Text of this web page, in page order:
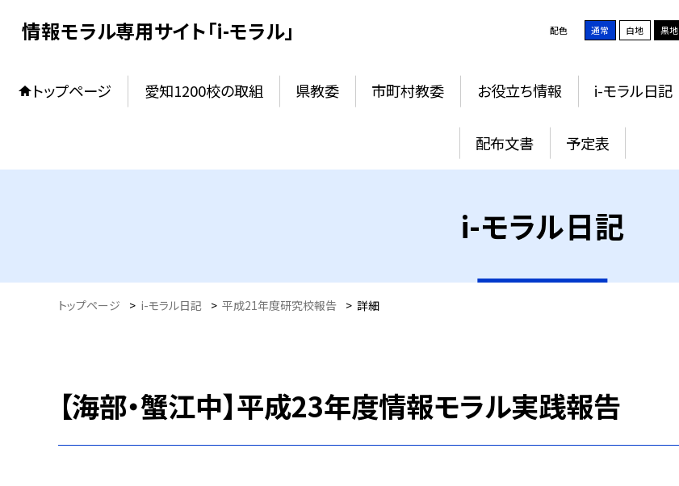
情報モラル専用サイト「i-モラル」 配色 通常 白地 黒地
トップページ 愛知1200校の取組 県教委 市町村教委 お役立ち情報 i-モラル日記
配布文書 予定表
i-モラル日記
トップページ > i-モラル日記 > 平成21年度研究校報告 > 詳細
【海部・蟹江中】平成23年度情報モラル実践報告